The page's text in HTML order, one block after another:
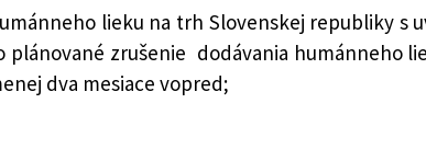
lieku na trh Slovenskej republiky
plánované zrušenie dodávania humánneho
dva mesiace vopred;